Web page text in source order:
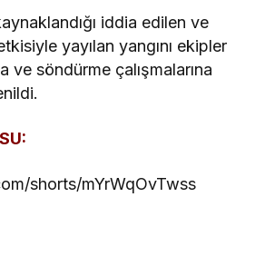
iddia edilen ve
yayılan yangını ekipler
ve söndürme çalışmalarına
shorts/mYrWqOvTwss